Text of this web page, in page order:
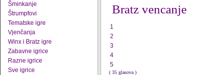
Šminkanje
Štrumpfovi
Tematske igre
Vjenčanja
Winx i Bratz igre
Zabavne igrice
Razne igrice
Sve igrice
Bratz vencanje
1
2
3
4
5
( 35 glasova )